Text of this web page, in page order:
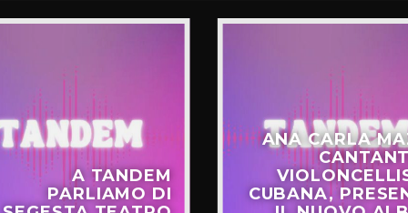
A TANDEM
PARLIAMO DI
ANA CARLA
CUBANA,